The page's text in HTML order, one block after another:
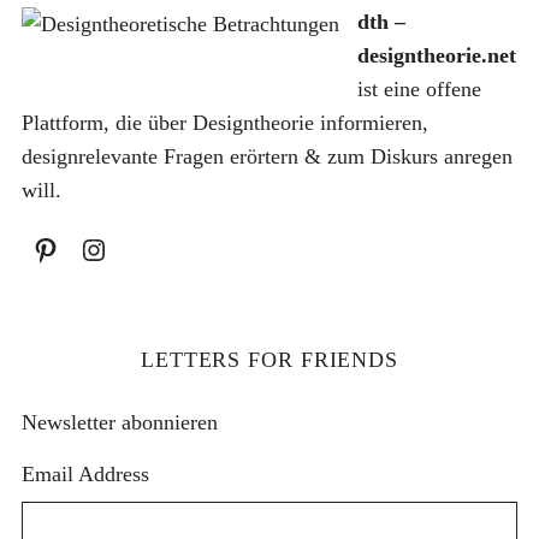
dth –
designtheorie.net
ist eine offene
Plattform, die über Designtheorie informieren,
designrelevante Fragen erörtern & zum Diskurs anregen
will.
LETTERS FOR FRIENDS
Newsletter abonnieren
Email Address
h